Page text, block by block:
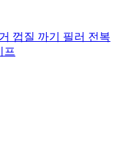
껍질 까기 필러 전복
프